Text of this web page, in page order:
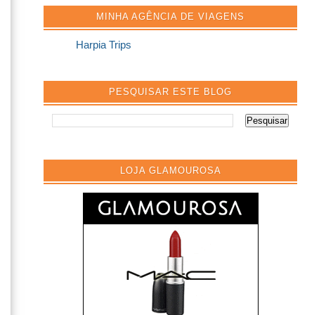
MINHA AGÊNCIA DE VIAGENS
Harpia Trips
PESQUISAR ESTE BLOG
LOJA GLAMOUROSA